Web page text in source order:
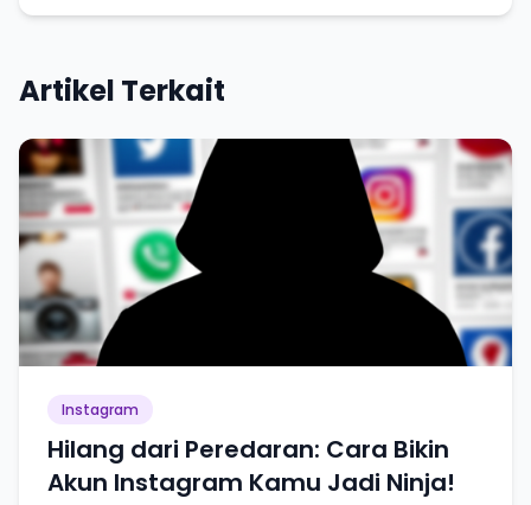
Artikel Terkait
Instagram
Hilang dari Peredaran: Cara Bikin
Akun Instagram Kamu Jadi Ninja!